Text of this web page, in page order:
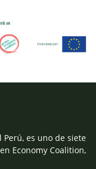
Perú, es uno de siete
Economy Coalition,